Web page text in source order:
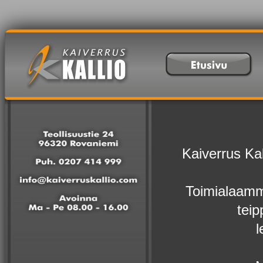
Kaiverrus